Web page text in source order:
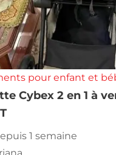
pour enfant et
Cybex 2 en 1 à
1 semaine